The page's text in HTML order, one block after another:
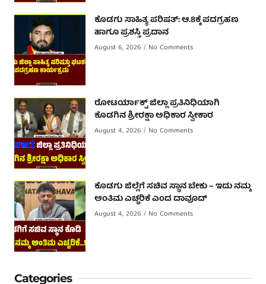
ಕೊಡಗು ಸಾಹಿತ್ಯ ಪರಿಷತ್: ಆ.8ಕ್ಕೆ ಪದಗ್ರಹಣ
ಹಾಗೂ ಪ್ರಶಸ್ತಿ ಪ್ರದಾನ
August 6, 2026 No Comments
ರೋಟರ್ಯಾಕ್ಟ್ ಜಿಲ್ಲಾ ಪ್ರತಿನಿಧಿಯಾಗಿ
ಕೊಡಗಿನ ಶ್ರೀರಕ್ಷಾ ಅಧಿಕಾರ ಸ್ವೀಕಾರ
August 4, 2026 No Comments
ಕೊಡಗು ಜಿಲ್ಲೆಗೆ ಸಚಿವ ಸ್ಥಾನ ಬೇಕು – ಇದು ನಮ್ಮ
ಅಂತಿಮ ಎಚ್ಚರಿಕೆ ಎಂದ ದಾವೂದ್ ‌
August 4, 2026 No Comments
Categories